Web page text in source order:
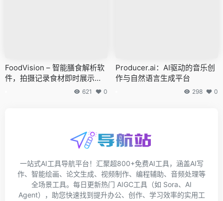
FoodVision – 智能膳食解析软
件，拍摄记录食材即时展示营
621 0
Producer.ai：AI驱动的音乐创
作与自然语言生成平台
298 0
一站式AI工具导航平台！汇聚超800+免费AI工具，涵盖AI写
作、智能绘画、论文生成、视频制作、编程辅助、音频处理等
全场景工具。每日更新热门 AIGC工具（如 Sora、AI
Agent），助您快速找到提升办公、创作、学习效率的实用工